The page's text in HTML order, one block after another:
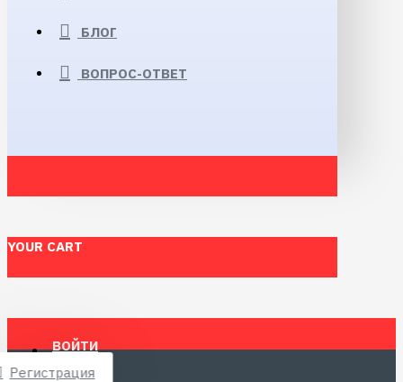
БЛОГ
ВОПРОС-ОТВЕТ
YOUR CART
ВОЙТИ
Регистрация